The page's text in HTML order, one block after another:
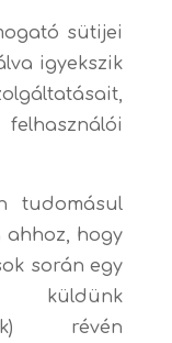
sütijei
igyekszik
tudomásul
ahhoz, hogy
során egy
küldünk
révén